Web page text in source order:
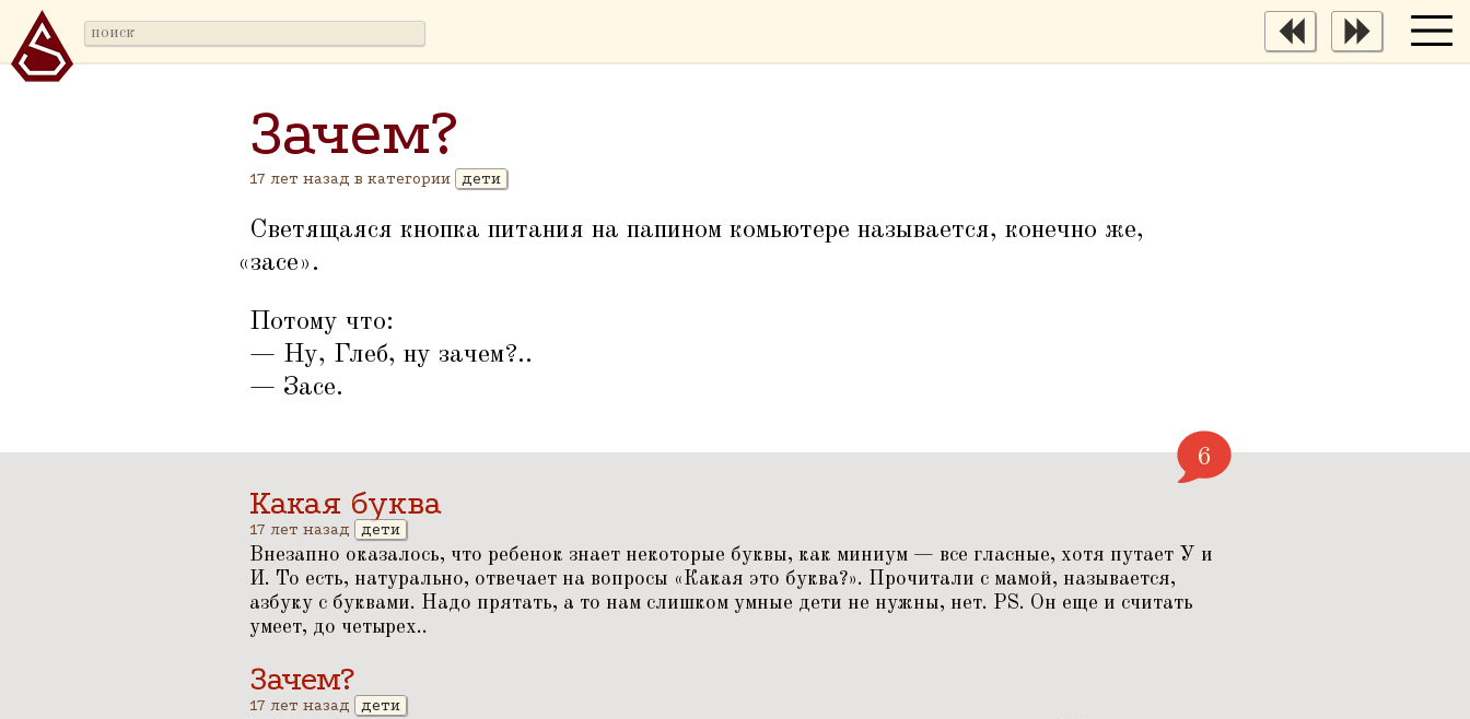
Зачем?
17 лет назад в категории дети
Светящаяся кнопка питания на папином комьютере называется, конечно же,
«засе».
Потому что:
— Ну, Глеб, ну зачем?..
— Засе.
6
Какая буква
17 лет назад дети
Внезапно оказалось, что ребенок знает некоторые буквы, как миниум — все гласные, хотя путает У и
И. То есть, натурально, отвечает на вопросы «Какая это буква?». Прочитали с мамой, называется,
азбуку с буквами. Надо прятать, а то нам слишком умные дети не нужны, нет. PS. Он еще и считать
умеет, до четырех..
Зачем?
17 лет назад дети